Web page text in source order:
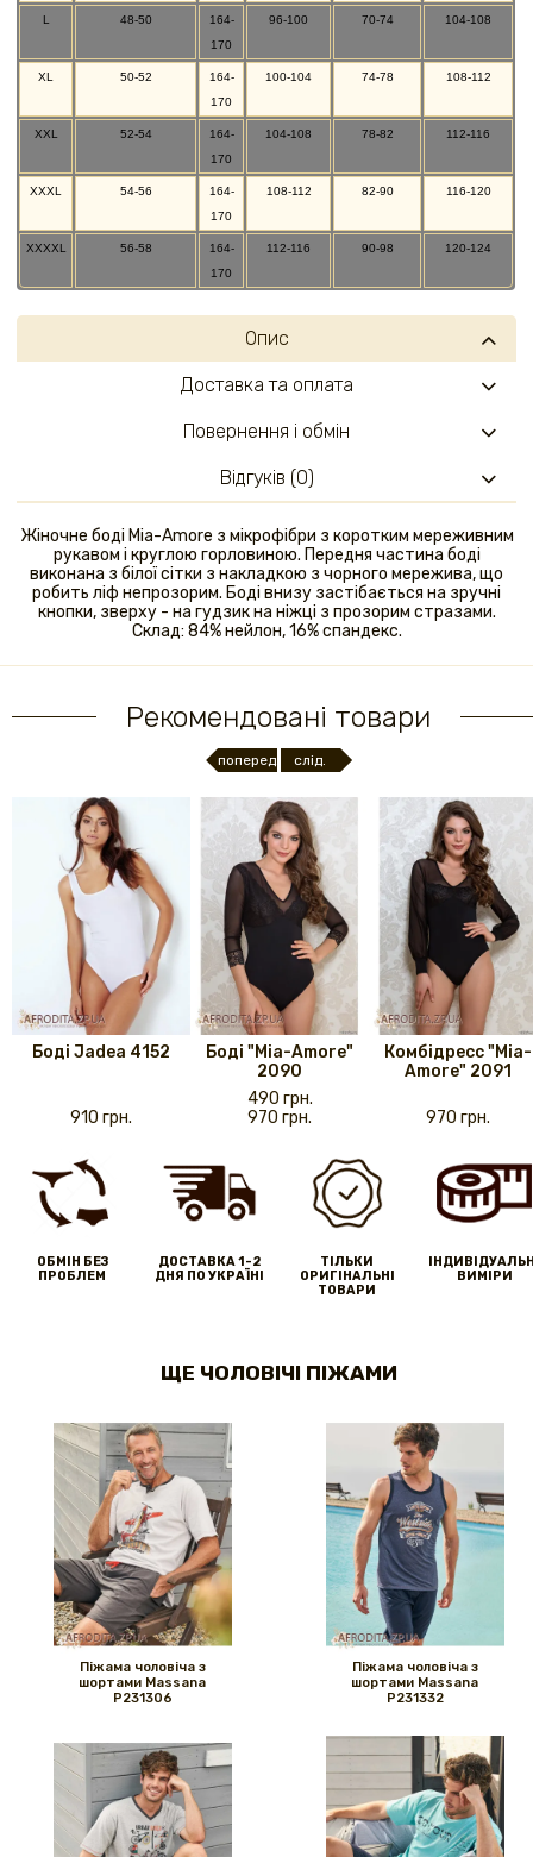
L 48-50
164-
170
96-100 70-74 104-108
XL 50-52
164-
170
100-104 74-78 108-112
XXL 52-54
164-
170
104-108 78-82 112-116
XXXL 54-56
164-
170
108-112 82-90 116-120
XXXXL 56-58
164-
170
112-116 90-98 120-124
Опис
Жіночне боді Mia-Amore з мікрофібри з коротким мереживним
рукавом і круглою горловиною. Передня частина боді
виконана з білої сітки з накладкою з чорного мережива, що
робить ліф непрозорим. Боді внизу застібається на зручні
кнопки, зверху - на гудзик на ніжці з прозорим стразами.
Склад: 84% нейлон, 16% спандекс.
Доставка та оплата
Повернення і обмін
Відгуків (0)
Рекомендовані товари
поперед. слід.
Боді Jadea 4152
910 грн.
Боді "Mia-Amore"
2090
490 грн.
970 грн.
Комбідресс "Mia-
Amore" 2091
970 грн.
ОБМІН БЕЗ
ПРОБЛЕМ
ДОСТАВКА 1-2
ДНЯ ПО УКРАЇНІ
ТІЛЬКИ
ОРИГІНАЛЬНІ
ТОВАРИ
ВИМІРИ
ЩЕ ЧОЛОВІЧІ ПІЖАМИ
Піжама чоловіча з
шортами Massana
P231306
Піжама чоловіча з
шортами Massana
P231332